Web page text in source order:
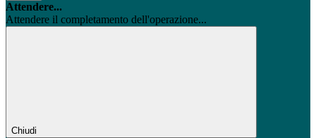
Attendere...
Attendere il completamento dell'operazione...
Chiudi